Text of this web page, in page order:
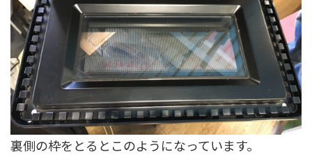
裏側の枠をとるとこのようになっています。